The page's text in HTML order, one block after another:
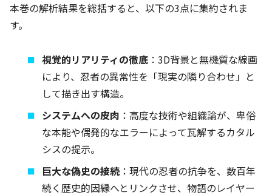
本巻の解析結果を総括すると、以下の3点に集約されま
す。
視覚的リアリティの徹底 ：3D背景と無機質な線画
により、忍者の異常性を「現実の隣り合わせ」と
して描き出す構造。
システムへの皮肉 ：高度な技術や組織論が、卑俗
な本能や偶発的なエラーによって瓦解するカタル
シスの提示。
巨大な偽史の接続：現代の忍者の抗争を、数百年
続く歴史的因縁へとリンクさせ、物語のレイヤー